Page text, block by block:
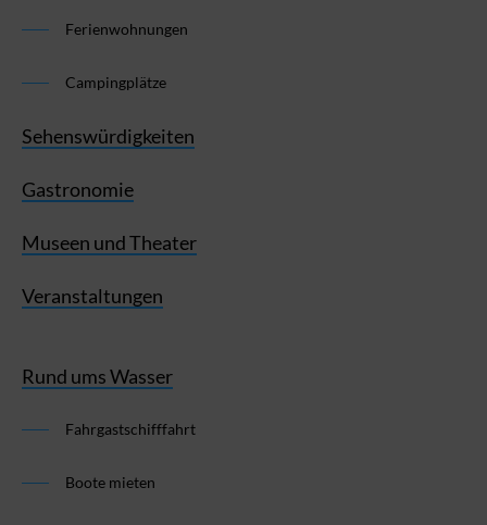
Ferienwohnungen
Campingplätze
Sehenswürdigkeiten
Gastronomie
Museen und Theater
Veranstaltungen
Rund ums Wasser
Fahrgastschifffahrt
Boote mieten